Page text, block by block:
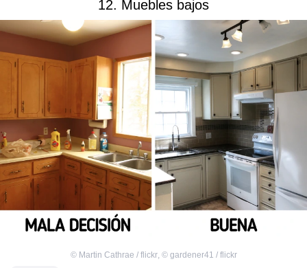
12. Muebles bajos
© Martin Cathrae / flickr, © gardener41 / flickr